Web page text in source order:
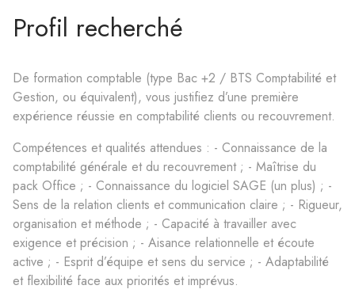
Profil recherché
De formation comptable (type Bac +2 / BTS Comptabilité et
Gestion, ou équivalent), vous justifiez d’une première
expérience réussie en comptabilité clients ou recouvrement.
Compétences et qualités attendues : - Connaissance de la
comptabilité générale et du recouvrement ; - Maîtrise du
pack Office ; - Connaissance du logiciel SAGE (un plus) ; -
Sens de la relation clients et communication claire ; - Rigueur,
organisation et méthode ; - Capacité à travailler avec
exigence et précision ; - Aisance relationnelle et écoute
active ; - Esprit d’équipe et sens du service ; - Adaptabilité
et flexibilité face aux priorités et imprévus.